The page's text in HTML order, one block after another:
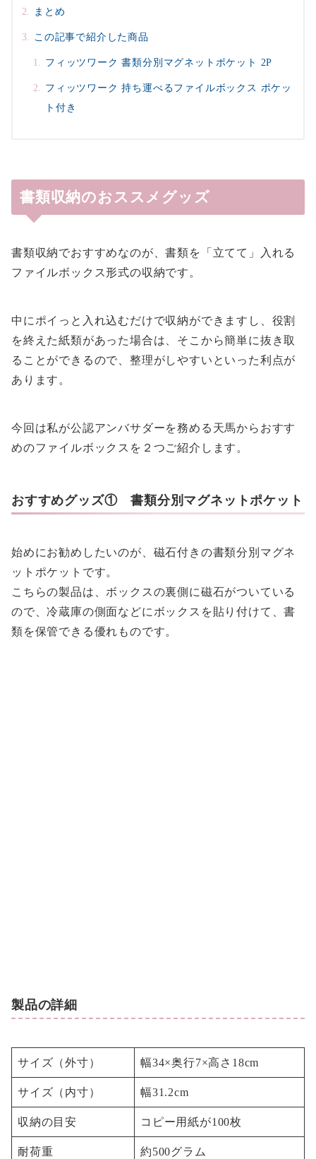
まとめ
この記事で紹介した商品
フィッツワーク 書類分別マグネットポケット 2P
フィッツワーク 持ち運べるファイルボックス ポケッ
ト付き
書類収納のおススメグッズ
書類収納でおすすめなのが、書類を「立てて」入れる
ファイルボックス形式の収納です。
中にポイっと入れ込むだけで収納ができますし、役割
を終えた紙類があった場合は、そこから簡単に抜き取
ることができるので、整理がしやすいといった利点が
あります。
今回は私が公認アンバサダーを務める天馬からおすす
めのファイルボックスを２つご紹介します。
おすすめグッズ① 書類分別マグネットポケット
始めにお勧めしたいのが、磁石付きの書類分別マグネ
ットポケットです。
こちらの製品は、ボックスの裏側に磁石がついている
ので、冷蔵庫の側面などにボックスを貼り付けて、書
類を保管できる優れものです。
製品の詳細
サイズ（外寸） 幅34×奥行7×高さ18cm
サイズ（内寸） 幅31.2cm
収納の目安 コピー用紙が100枚
耐荷重 約500グラム